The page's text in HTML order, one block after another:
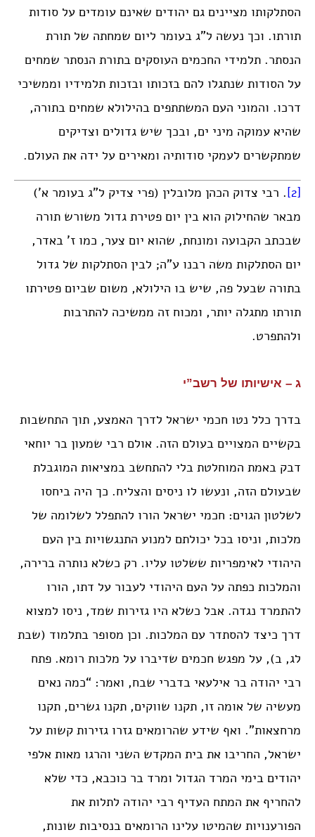
הסתלקותו מציינים גם יהודים שאינם עומדים על סודות
תורתו. וכך נעשה ל”ג בעומר ליום שמחתה של תורת
הנסתר. תלמידי החכמים העוסקים בתורת הנסתר שמחים
על הסודות שנתגלו להם בזכותו ובזכות תלמידיו וממשיכי
דרכו. והמוני העם המשתתפים בהילולא שמחים בתורה,
שהיא עמוקה מיני ים, ובכך שיש גדולים וצדיקים
שמתקשרים לעמקי סודותיה ומאירים על ידה את העולם.
[2]
. רבי צדוק הכהן מלובלין (פרי צדיק ל”ג בעומר א’)
מבאר שהחילוק הוא בין יום פטירת גדול משורש תורה
שבכתב הקבועה ומונחת, שהוא יום צער, כמו ז’ באדר,
יום הסתלקות משה רבנו ע”ה; לבין הסתלקות של גדול
בתורה שבעל פה, שיש בו הילולא, משום שביום פטירתו
תורתו מתגלה יותר, ומכוח זה ממשיכה להתרבות
ולהתפרט.
ג – אישיותו של רשב”י
בדרך כלל נטו חכמי ישראל לדרך האמצע, תוך התחשבות
בקשיים המצויים בעולם הזה. אולם רבי שמעון בר יוחאי
דבק באמת המוחלטת בלי להתחשב במציאות המוגבלת
שבעולם הזה, ונעשו לו ניסים והצליח. כך היה ביחסו
לשלטון הגוים: חכמי ישראל הורו להתפלל לשלומה של
מלכות, וניסו בכל יכולתם למנוע התנגשויות בין העם
היהודי לאימפריות ששלטו עליו. רק כשלא נותרה ברירה,
והמלכות כפתה על העם היהודי לעבור על דתו, הורו
להתמרד נגדה. אבל כשלא היו גזירות שמד, ניסו למצוא
דרך כיצד להסתדר עם המלכות. וכן מסופר בתלמוד (שבת
לג, ב), על מפגש חכמים שדיברו על מלכות רומא. פתח
רבי יהודה בר אילעאי בדברי שבח, ואמר: “כמה נאים
מעשיה של אומה זו, תקנו שווקים, תקנו גשרים, תקנו
מרחצאות”. ואף שידע שהרומאים גזרו גזירות קשות על
ישראל, החריבו את בית המקדש השני והרגו מאות אלפי
יהודים בימי המרד הגדול ומרד בר כוכבא, כדי שלא
להחריף את המתח העדיף רבי יהודה לתלות את
הפורענויות שהמיטו עלינו הרומאים בנסיבות שונות,